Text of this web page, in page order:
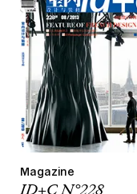
Magazine
ID+C N°228